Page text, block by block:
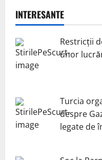
INTERESANTE
Restricții
unor
Turcia
despre
legate de